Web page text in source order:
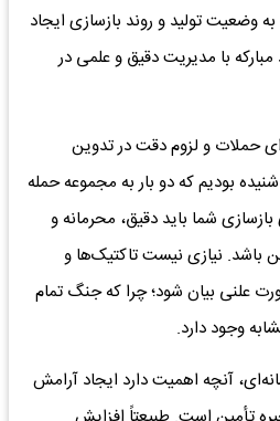
وضعیت تولید و روند بازسازی ایجاد
با مدیریت دقیق و علمی در
حملات و لزوم دقت در تدوین
بودیم که دو بار به مجموعه حمله
شما باید دقیق، محرمانه و
باشد. نیازی نیست تاکتیک‌ها و
علنی بیان شود؛ چرا که جنگ تمام
وجود دارد.
آنچه اهمیت دارد ایجاد آرامش